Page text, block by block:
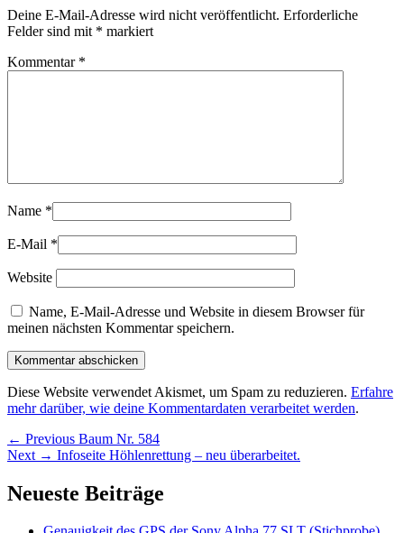
Deine E-Mail-Adresse wird nicht veröffentlicht. Erforderliche
Felder sind mit * markiert
Kommentar *
Name *
E-Mail *
Website
Name, E-Mail-Adresse und Website in diesem Browser für
meinen nächsten Kommentar speichern.
Diese Website verwendet Akismet, um Spam zu reduzieren. Erfahre
mehr darüber, wie deine Kommentardaten verarbeitet werden.
Beitragsnavigation
← Previous Previous
post:
Baum Nr. 584
Next → Next
Infoseite Höhlenrettung – neu überarbeitet.
Primärer
Neueste Beiträge